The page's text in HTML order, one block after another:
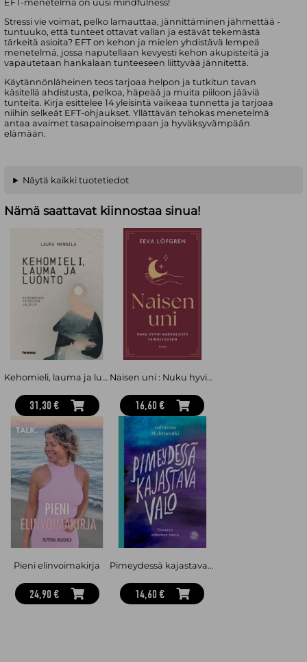
EFT-menetelmä on uusi mindfulness!
Stressi vie voimat, pelko lamauttaa, jännittäminen jähmettää -
tuntuuko, että tunteet ottavat vallan ja estävät tekemästä
tärkeitä asioita? EFT on kehon ja mielen yhdistävä lempeä
menetelmä, jossa naputellaan kevyesti kehon akupisteitä ja
vapautetaan hankalaan tunteeseen liittyvää jännitettä.
Käytännönläheinen teos tarjoaa helpon ja tutkitun tavan
käsitellä ahdistusta, pelkoa, häpeää ja muita piiloon jääviä
tunteita. Kirja esittelee 14 yleisintä vaikeaa tunnetta ja tarjoaa
niihin selkeät EFT-ohjaukset. Yllättävän tehokas menetelmä
antaa avaimet tasapainoisempaan ja hyväksyvämpään
elämään.
Näytä kaikki tuotetiedot
Nämä saattavat kiinnostaa sinua!
Kehomieli, lauma ja luonto : Katkenneiden yhteyksien jäljillä
31,30 €
Naisen uni : Nuku hyvin murrosiästä vaihdevuosiin
16,60 €
Pieni elinvoimakirja
24,90 €
Pimeydessä kajastava valo : Trauman jälkeinen kasvu
14,60 €